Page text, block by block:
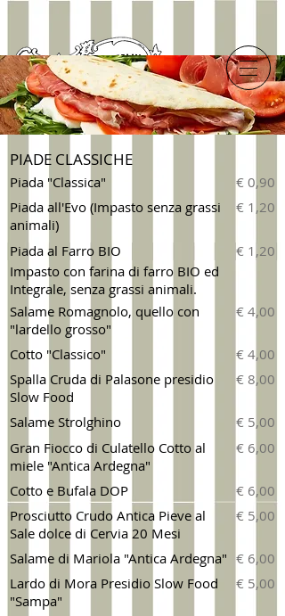
PIADE CLASSICHE
Piada "Classica"
€ 0,90
Piada all'Evo (Impasto senza grassi
animali)
€ 1,20
Piada al Farro BIO
€ 1,20
Impasto con farina di farro BIO ed
Integrale, senza grassi animali.
Salame Romagnolo, quello con
"lardello grosso"
€ 4,00
Cotto "Classico"
€ 4,00
Spalla Cruda di Palasone presidio
Slow Food
€ 8,00
Salame Strolghino
€ 5,00
Gran Fiocco di Culatello Cotto al
miele "Antica Ardegna"
€ 6,00
Cotto e Bufala DOP
€ 6,00
Prosciutto Crudo Antica Pieve al
Sale dolce di Cervia 20 Mesi
€ 5,00
Salame di Mariola "Antica Ardegna" € 6,00
Lardo di Mora Presidio Slow Food
"Sampa"
€ 5,00